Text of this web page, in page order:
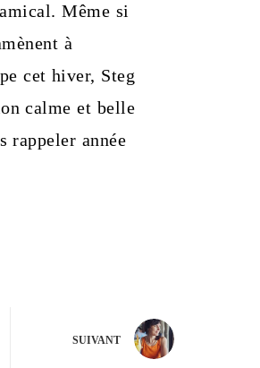
Même si
à
cet hiver, Steg
calme et belle
rappeler année
SUIVANT